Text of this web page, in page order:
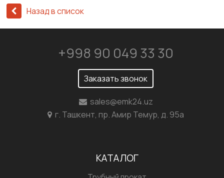
Назад в список
+998 90 049 33 30
Заказать звонок
sales@emk24.uz
г. Ташкент, пр. Амир Темур, д. 95а
КАТАЛОГ